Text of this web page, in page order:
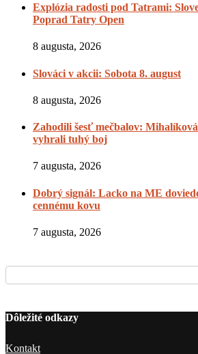
Explózia radosti pod Tatrami:
Poprad Tatry Open
8 augusta, 2026
Slováci v akcii: Sobota 8. august
8 augusta, 2026
Zahodili šesť mečbalov:
vyhrali tuhý boj
7 augusta, 2026
Dobrý signál: Lacko na ME
cennému kovu
7 augusta, 2026
Dôležité odkazy
Kontakt